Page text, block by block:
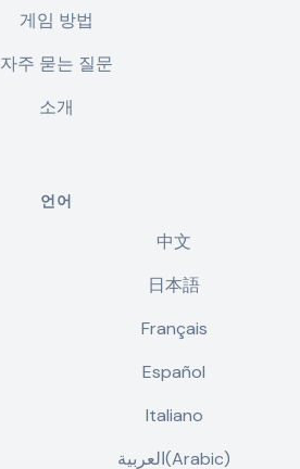
게임 방법
자주 묻는 질문
소개
언어
中文
日本語
Français
Español
Italiano
العربية(Arabic)